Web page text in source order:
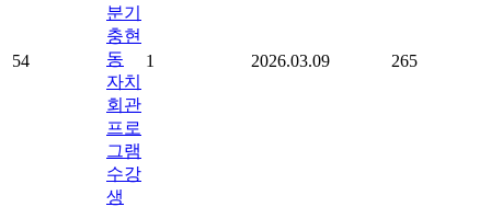
54
분기
충현
동
자치
회관
프로
그램
수강
생
1 2026.03.09 265